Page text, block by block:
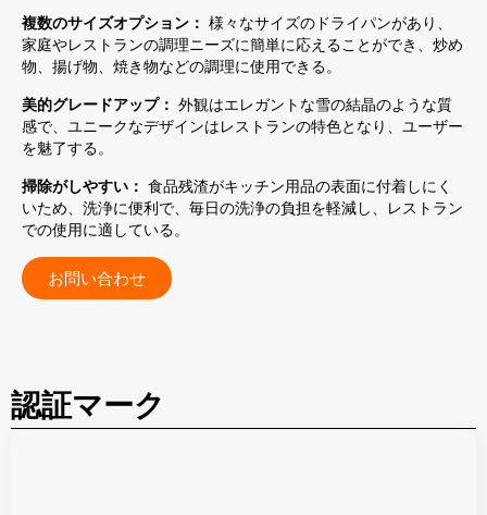
複数のサイズオプション： 様々なサイズのドライパンがあり、
家庭やレストランの調理ニーズに簡単に応えることができ、炒め
物、揚げ物、焼き物などの調理に使用できる。
美的グレードアップ： 外観はエレガントな雪の結晶のような質
感で、ユニークなデザインはレストランの特色となり、ユーザー
を魅了する。
掃除がしやすい： 食品残渣がキッチン用品の表面に付着しにく
いため、洗浄に便利で、毎日の洗浄の負担を軽減し、レストラン
での使用に適している。
お問い合わせ
認証マーク